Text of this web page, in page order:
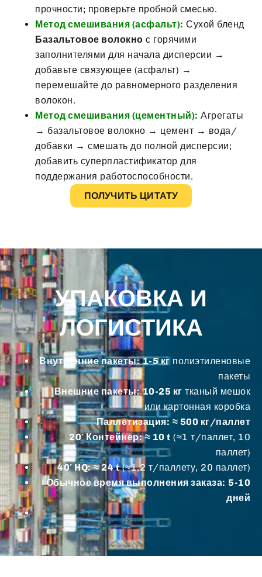
прочности; проверьте пробной смесью.
Метод смешивания (асфальт): Сухой бленд
Базальтовое волокно с горячими
заполнителями для начала дисперсии →
добавьте связующее (асфальт) →
перемешайте до равномерного разделения
волокон.
Метод смешивания (цементный): Агрегаты
→ базальтовое волокно → цемент → вода/
добавки → смешать до полной дисперсии;
добавить суперпластификатор для
поддержания работоспособности.
ПОЛУЧИТЬ ЦИТАТУ
УПАКОВКА И
ЛОГИСТИКА
Внутренние пакеты: 1-5 кгполиэтиленовые
пакеты
Внешние пакеты: 10-25 кг тканый мешок
или картонная коробка
Паллетизация: ≈ 500 кг/паллет
20′ Контейнер: ≈ 10 t (≈1 т/паллет, 10
паллет)
40′ HQ: ≈ 24 t(≈1,2 т/паллету, 20 паллет)
Обычное время выполнения заказа: 5-10
дней